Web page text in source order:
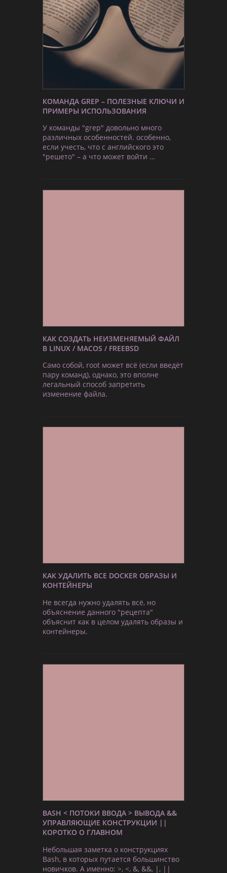
КОМАНДА GREP – ПОЛЕЗНЫЕ КЛЮЧИ И
ПРИМЕРЫ ИСПОЛЬЗОВАНИЯ
У команды "grep" довольно много
различных особенностей. особенно,
если учесть, что с английского это
"решето" – а что может войти …
КАК СОЗДАТЬ НЕИЗМЕНЯЕМЫЙ ФАЙЛ
В LINUX / MACOS / FREEBSD
Само собой, root может всё (если введёт
пару команд), однако, это вполне
легальный способ запретить
изменение файла.
КАК УДАЛИТЬ ВСЕ DOCKER ОБРАЗЫ И
КОНТЕЙНЕРЫ
Не всегда нужно удалять всё, но
объяснение данного "рецепта"
объяснит как в целом удалять образы и
контейнеры.
BASH < ПОТОКИ ВВОДА > ВЫВОДА &&
УПРАВЛЯЮЩИЕ КОНСТРУКЦИИ ||
КОРОТКО О ГЛАВНОМ
Небольшая заметка о конструкциях
Bash, в которых путается большинство
новичков. А именно: >, <, &, &&, |, ||